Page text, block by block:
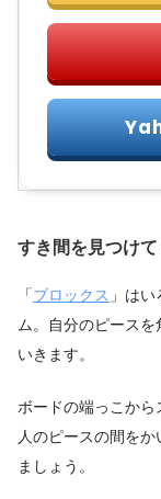
すき間を見つけ
「ブロックス 」は
ム。自分のピース
いきます。
ボードの端っこか
人のピースの間を
ましょう。